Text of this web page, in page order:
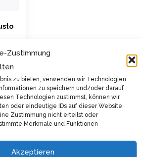
Zustimmung
zu bieten, verwenden wir Technologien
zu speichern und/oder darauf
Technologien zustimmst, können wir
oder eindeutige IDs auf dieser Website
Zustimmung nicht erteilst oder
Merkmale und Funktionen
Akzeptieren